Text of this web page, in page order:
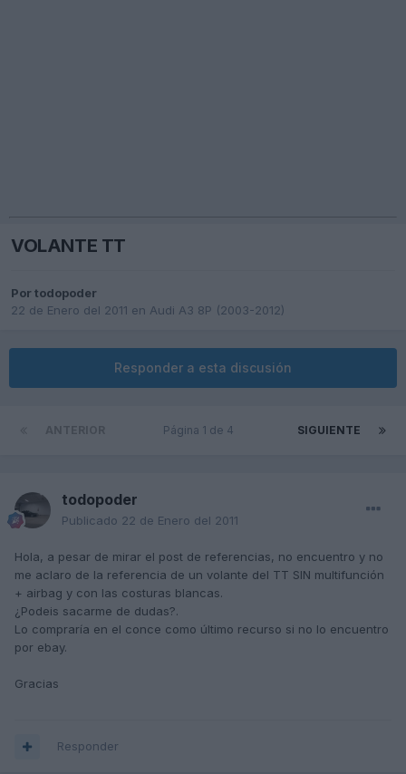
VOLANTE TT
Portodopoder
22 de Enero del 2011 en Audi A3 8P (2003-2012)
Responder a esta discusión
SIGUIENTE
Página 1 de 4
todopoder
Publicado 22 de Enero del 2011
Hola, a pesar de mirar el post de referencias, no encuentro y no
me aclaro de la referencia de un volante del TT SIN multifunción
+ airbag y con las costuras blancas.
¿Podeis sacarme de dudas?.
Lo compraría en el conce como último recurso si no lo encuentro
por ebay.
Gracias
Responder